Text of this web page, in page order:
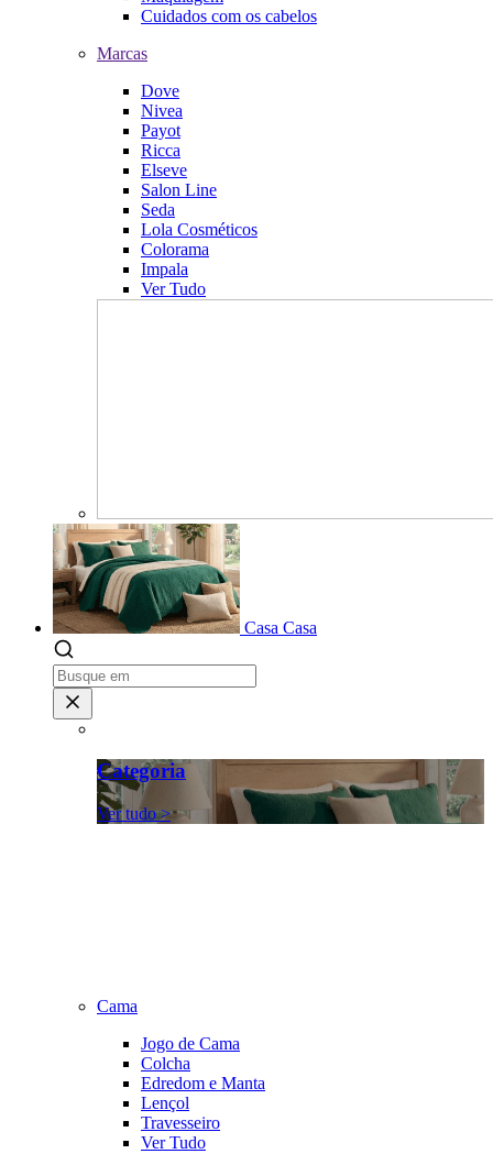
Cuidados com os cabelos
Marcas
Dove
Nivea
Payot
Ricca
Elseve
Salon Line
Seda
Lola Cosméticos
Colorama
Impala
Ver Tudo
Casa Casa
Categoria
Ver tudo >
Cama
Jogo de Cama
Colcha
Edredom e Manta
Lençol
Travesseiro
Ver Tudo